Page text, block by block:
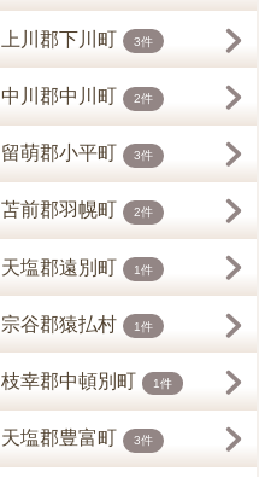
上川郡下川町 3件
中川郡中川町 2件
留萌郡小平町 3件
苫前郡羽幌町 2件
天塩郡遠別町 1件
宗谷郡猿払村 1件
枝幸郡中頓別町 1件
天塩郡豊富町 3件